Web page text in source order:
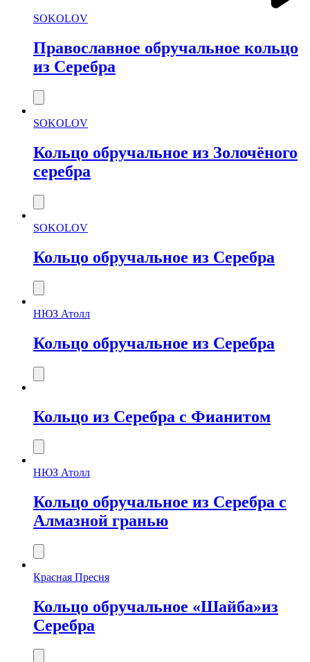
SOKOLOV
Православное обручальное кольцо
из Серебра
SOKOLOV
Кольцо обручальное из Золочёного
серебра
SOKOLOV
Кольцо обручальное из Серебра
НЮЗ Атолл
Кольцо обручальное из Серебра
Кольцо из Серебра с Фианитом
НЮЗ Атолл
Кольцо обручальное из Серебра с
Алмазной гранью
Красная Пресня
Кольцо обручальное «Шайба»из
Серебра